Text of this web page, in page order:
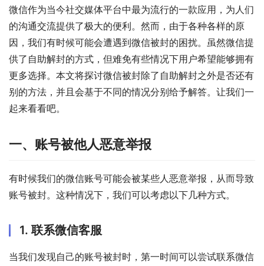
微信作为当今社交媒体平台中最为流行的一款应用，为人们
的沟通交流提供了极大的便利。然而，由于各种各样的原
因，我们有时候可能会遭遇到微信被封的困扰。虽然微信提
供了自助解封的方式，但难免有些情况下用户希望能够拥有
更多选择。本文将探讨微信被封除了自助解封之外是否还有
别的方法，并且会基于不同的情况分别给予解答。让我们一
起来看看吧。
一、账号被他人恶意举报
有时候我们的微信账号可能会被某些人恶意举报，从而导致
账号被封。这种情况下，我们可以考虑以下几种方式。
1. 联系微信客服
当我们发现自己的账号被封时，第一时间可以尝试联系微信